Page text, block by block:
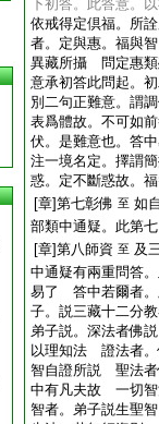
下初答。此答意。
依戒得定倶福。所
者。定與惠。福與
異藏所攝 問定惠類
意承初答此問起。
別二句正難意。謂
表爲體故。不可如
伏。是難意也。答
注一境名定。擇謂
惑。定不斷惑故。
[章]第七彰佛 至 如
部類中通疑。此第
[章]第八師資 至 及
中通疑有兩重問答
易了 答中若爾者。
子。説三藏十二分
弟子説。深法者佛
以理知法 證法者
智自證所説 聖法
中有凡夫故 一切
智者。弟子説生聖